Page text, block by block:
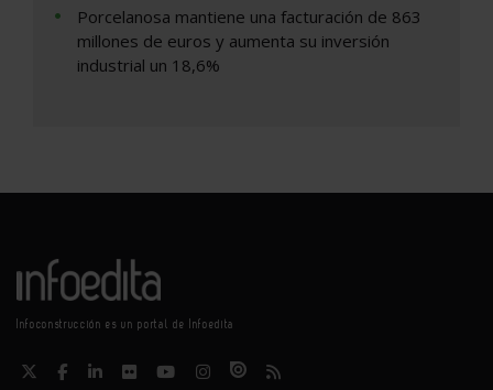
Porcelanosa mantiene una facturación de 863
millones de euros y aumenta su inversión
industrial un 18,6%
Infoconstrucción es un portal de Infoedita